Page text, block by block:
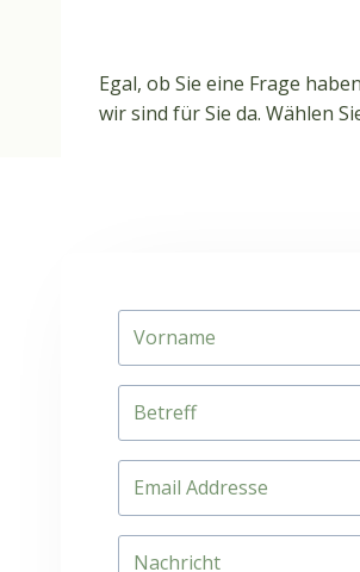
Egal, ob Sie eine Frage
wir sind für Sie da. Wählen